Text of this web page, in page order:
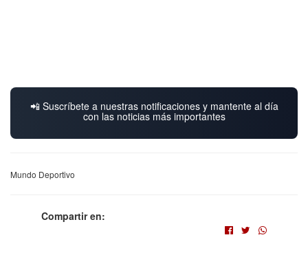
📲 Suscríbete a nuestras notificaciones y mantente al día
con las noticias más importantes
Mundo Deportivo
Compartir en: